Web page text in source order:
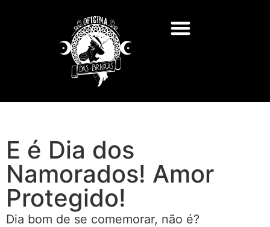
E é Dia dos
Namorados! Amor
Protegido!
Dia bom de se comemorar, não é?